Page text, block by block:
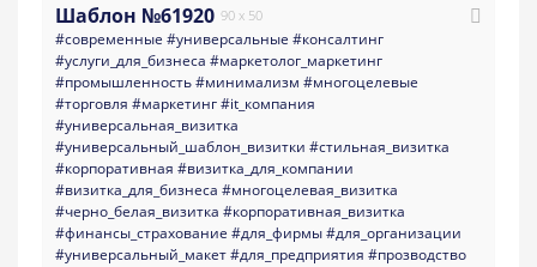
Шаблон №61920 90 x 50
#современные #универсальные #консалтинг
#услуги_для_бизнеса #маркетолог_маркетинг
#промышленность#минимализм #многоцелевые
#торговля #маркетинг#it_компания
#универсальная_визитка
#универсальный_шаблон_визитки #стильная_визитка
#корпоративная #визитка_для_компании
#визитка_для_бизнеса #многоцелевая_визитка
#черно_белая_визитка #корпоративная_визитка
#финансы_страхование #для_фирмы#для_организации
#универсальный_макет#для_предприятия #прозводство